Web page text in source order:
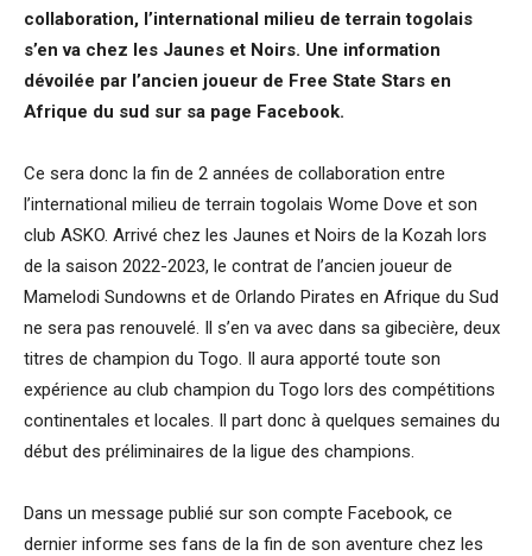
collaboration, l’international milieu de terrain togolais
s’en va chez les Jaunes et Noirs. Une information
dévoilée par l’ancien joueur de Free State Stars en
Afrique du sud sur sa page Facebook.
Ce sera donc la fin de 2 années de collaboration entre
l’international milieu de terrain togolais Wome Dove et son
club ASKO. Arrivé chez les Jaunes et Noirs de la Kozah lors
de la saison 2022-2023, le contrat de l’ancien joueur de
Mamelodi Sundowns et de Orlando Pirates en Afrique du Sud
ne sera pas renouvelé. Il s’en va avec dans sa gibecière, deux
titres de champion du Togo. Il aura apporté toute son
expérience au club champion du Togo lors des compétitions
continentales et locales. Il part donc à quelques semaines du
début des préliminaires de la ligue des champions.
Dans un message publié sur son compte Facebook, ce
dernier informe ses fans de la fin de son aventure chez les